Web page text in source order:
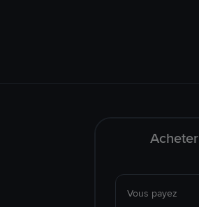
Acheter
Vous payez